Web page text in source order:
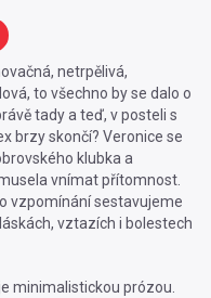
netrpělivá,
to všechno by se dalo o
tady a teď, v posteli s
brzy skončí? Veronice se
klubka a
vnímat přítomnost.
vzpomínání sestavujeme
vztazích i bolestech
minimalistickou prózou.